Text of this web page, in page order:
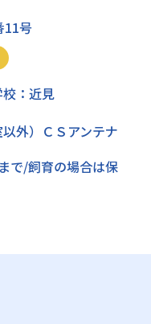
11号
校：近見
外）ＣＳアンテナ
で/飼育の場合は保